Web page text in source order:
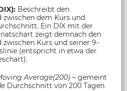
Beschreibt den
zwischen dem Kurs und
Ein DIX mit der
zeigt demnach den
Kurs und seiner 9-
(entspricht in etwa der
Average(200) – gemeint
Durchschnitt von 200 Tagen